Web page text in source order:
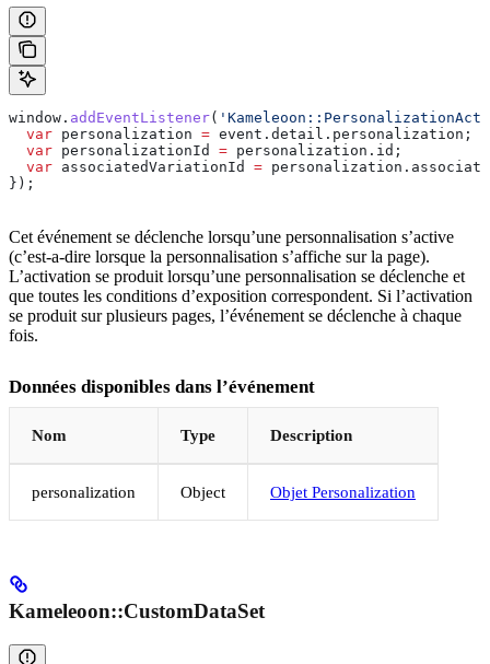
window . addEventListener(
  var
personalization = event . detail . personalization ;
  var
personalizationId = personalization . id ;
  var
associatedVariationId = personalization .
});
Cet événement se déclenche lorsqu’une personnalisation s’active
(c’est-a-dire lorsque la personnalisation s’affiche sur la page).
L’activation se produit lorsqu’une personnalisation se déclenche et
que toutes les conditions d’exposition correspondent. Si l’activation
se produit sur plusieurs pages, l’événement se déclenche à chaque
fois.
Données disponibles dans l’événement
Nom Type Description
personalization Object Objet Personalization
Kameleoon::CustomDataSet